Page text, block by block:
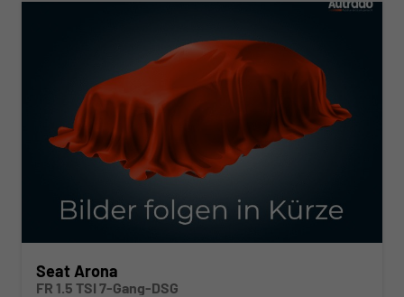
Seat Arona
FR 1.5 TSI 7-Gang-DSG